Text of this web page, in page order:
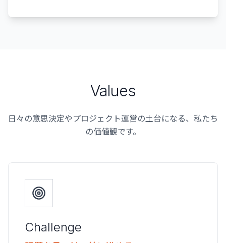
Values
日々の意思決定やプロジェクト運営の土台になる、私たち
の価値観です。
Challenge